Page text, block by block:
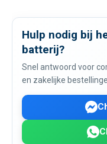
Hulp nodig bij
batterij?
Snel antwoord voor
en zakelijke